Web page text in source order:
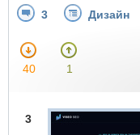
3 Дизайн
40 1
3